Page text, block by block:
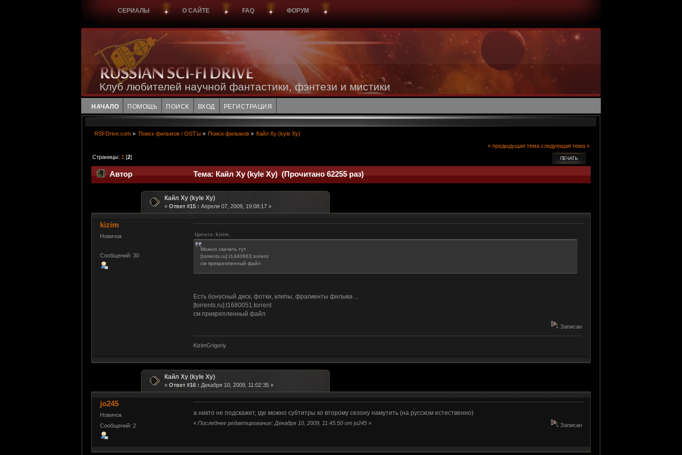
СЕРИАЛЫ О САЙТЕ FAQ ФОРУМ
Клуб любителей научной фантастики, фэнтези и мистики
НАЧАЛО ПОМОЩЬ ПОИСК ВХОД РЕГИСТРАЦИЯ
RSFDrive.com » Поиск фильмов / OST'ы» Поиск фильмов» Кайл Xy (kyle Xy)
« предыдущая тема следующая тема »
ПЕЧАТЬ
Страницы:1 [2]
Автор Тема: Кайл Xy (kyle Xy) (Прочитано 62255 раз)
Кайл Xy (kyle Xy)
«Ответ #15 : Апреля 07, 2009, 19:08:17 »
kizim
Новичок
Сообщений: 30
Цитата: kizim
Можно скачать тут
[torrents.ru].t1440663.torrent
см прикрепленный файл
Есть бонусный диск, фотки, клипы, фрагменты фильма ...
[torrents.ru].t1680051.torrent
см прикрепленный файл
Записан
KizimGrigoriy
Кайл Xy (kyle Xy)
«Ответ #16 : Декабря 10, 2009, 11:02:35 »
jo245
Новичок
Сообщений: 2
а никто не подскажет, где можно субтитры ко второму сезону намутить (на русском естественно)
« Последнее редактирование: Декабря 10, 2009, 11:45:50 от jo245» Записан